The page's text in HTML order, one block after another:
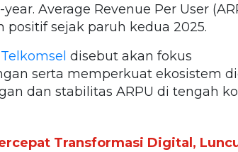
Average Revenue Per User
sejak paruh kedua 2025.
Telkomsel disebut akan fokus
serta memperkuat ekosistem
dan stabilitas ARPU di tengah
Transformasi Digital,